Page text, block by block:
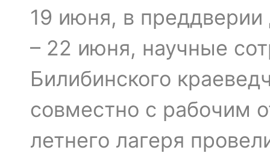
19 июня, в
– 22 июня, научные
Билибинского
совместно с рабочим
летнего лагеря